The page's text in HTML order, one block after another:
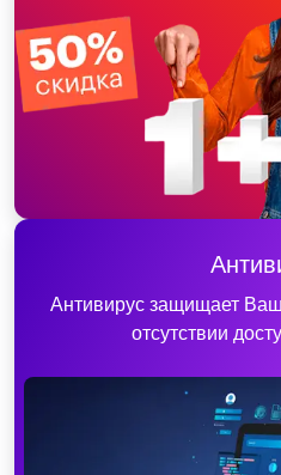
Антивирус защищает
отсутствии